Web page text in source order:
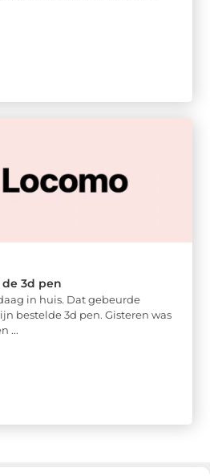
3d pen
in huis. Dat gebeurde
bestelde 3d pen. Gisteren was
...